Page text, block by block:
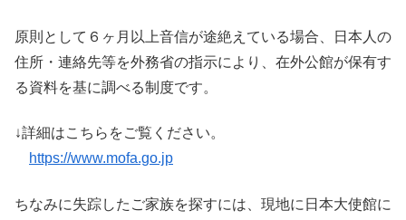
原則として６ヶ月以上音信が途絶えている場合、日本人の
住所・連絡先等を外務省の指示により、在外公館が保有す
る資料を基に調べる制度です。
↓詳細はこちらをご覧ください。
https://www.mofa.go.jp
ちなみに失踪したご家族を探すには、現地に日本大使館に